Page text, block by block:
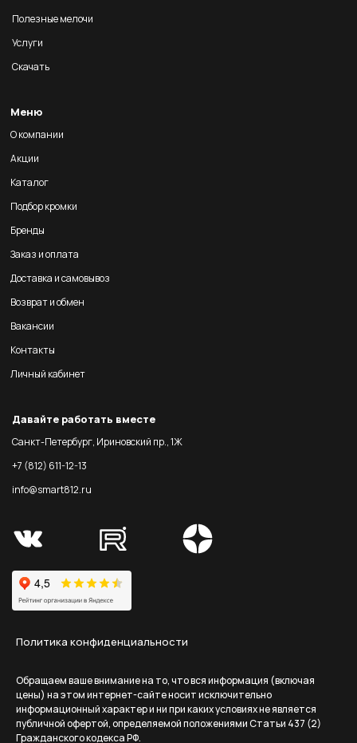
Полезные мелочи
Услуги
Скачать
Меню
О компании
Акции
Каталог
Подбор кромки
Бренды
Заказ и оплата
Доставка и самовывоз
Возврат и обмен
Вакансии
Контакты
Личный кабинет
Давайте работать вместе
Санкт-Петербург, Ириновский пр., 1Ж
+7 (812) 611-12-13
info@smart812.ru
Политика конфиденциальности
Обращаем ваше внимание на то, что вся информация (включая
цены) на этом интернет-сайте носит исключительно
информационный характер и ни при каких условиях не является
публичной офертой, определяемой положениями Статьи 437 (2)
Гражданского кодекса РФ.